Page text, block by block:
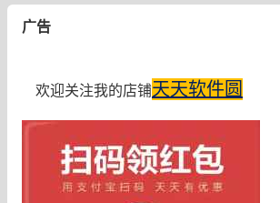
广告
欢迎关注我的店铺天天软件圆